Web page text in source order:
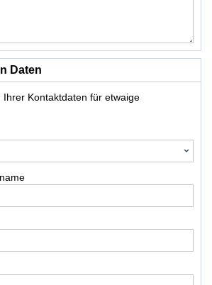
Daten
Ihrer Kontaktdaten für etwaige